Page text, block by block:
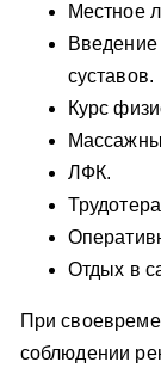
Местное
Введение
суставов.
Курс
ЛФК.
Отдых в
При
соблюдении